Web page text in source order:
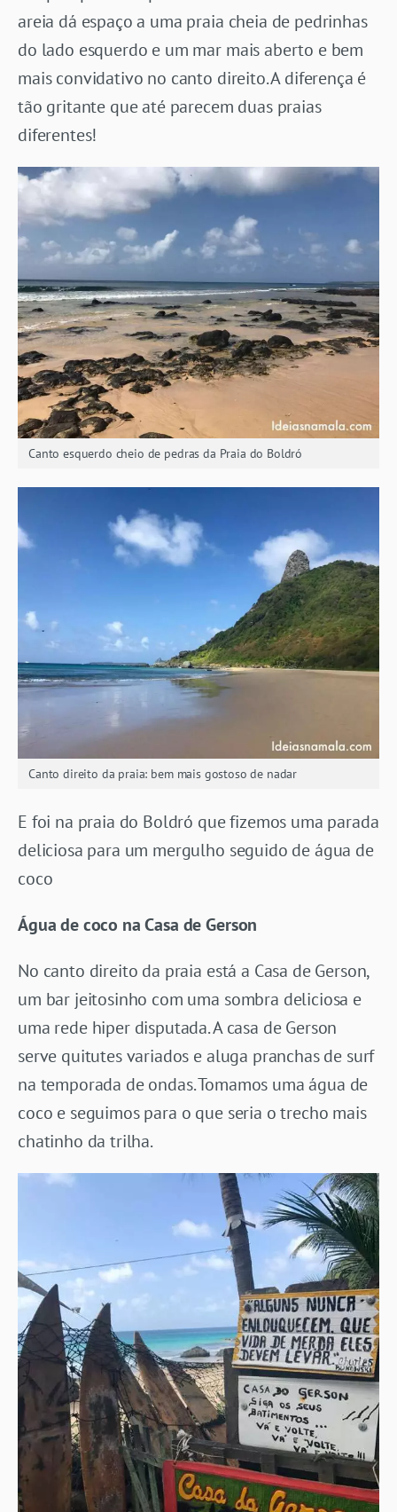
areia dá espaço a uma praia cheia de pedrinhas
do lado esquerdo e um mar mais aberto e bem
mais convidativo no canto direito. A diferença é
tão gritante que até parecem duas praias
diferentes!
Canto esquerdo cheio de pedras da Praia do Boldró
Canto direito da praia: bem mais gostoso de nadar
E foi na praia do Boldró que fizemos uma parada
deliciosa para um mergulho seguido de água de
coco
Água de coco na Casa de Gerson
No canto direito da praia está a Casa de Gerson,
um bar jeitosinho com uma sombra deliciosa e
uma rede hiper disputada. A casa de Gerson
serve quitutes variados e aluga pranchas de surf
na temporada de ondas. Tomamos uma água de
coco e seguimos para o que seria o trecho mais
chatinho da trilha.